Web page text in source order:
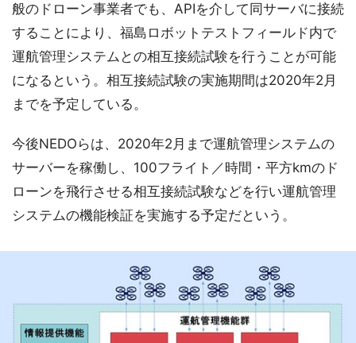
般のドローン事業者でも、APIを介して同サーバに接続
することにより、福島ロボットテストフィールド内で
運航管理システムとの相互接続試験を行うことが可能
になるという。相互接続試験の実施期間は2020年2月
までを予定している。
今後NEDOらは、2020年2月まで運航管理システムの
サーバーを稼働し、100フライト／時間・平方kmのド
ローンを飛行させる相互接続試験などを行い運航管理
システムの機能検証を実施する予定だという。